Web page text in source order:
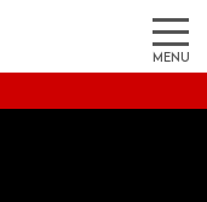
MENU